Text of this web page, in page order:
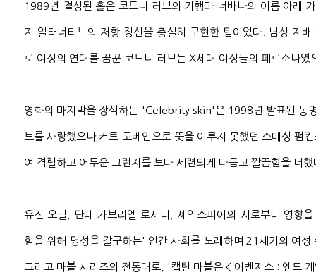
1989년 결성된 홀은 코트니 러브의 기행과 너바나의 이름 아래
지 얼터너티브의 저항 정신을 충실히 구현한 팀이었다. 남성 지
로 여성의 연대를 꿈꾼 코트니 러브는 X세대 여성들의 페르소나였
영화의 마지막을 장식하는 'Celebrity skin'은 1998년 발표된 동
브를 사랑했으나 커트 코베인으로 뜻을 이루지 못했던 스매싱 펌
여 격렬하고 어두운 그런지를 보다 세련되게 다듬고 깔끔함을 더했
유진 오닐, 단테 가브리엘 로세티, 셰익스피어의 시로부터 영
힘을 위해 명성을 갈구하는' 인간 사회를 노래하며 21세기의 여성
그리고 마블 시리즈의 전통대로, '캡틴 마블은 < 어벤저스 : 엔드